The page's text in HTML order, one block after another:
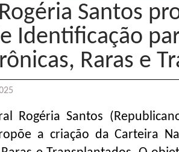
Santos
Identificação
Raras e
Rogéria Santos
a criação da Carteira